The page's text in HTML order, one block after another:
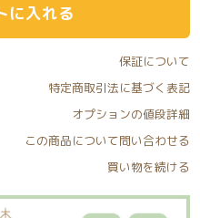
に入れる
保証について
特定商取引法に基づく表記
オプションの値段詳細
この商品について問い合わせる
買い物を続ける